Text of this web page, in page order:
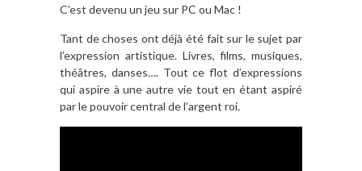
C’est devenu un jeu sur PC ou Mac !
Tant de choses ont déjà été fait sur le sujet par
l’expression artistique. Livres, films, musiques,
théâtres, danses…. Tout ce flot d’expressions
qui aspire à une autre vie tout en étant aspiré
par le pouvoir central de l’argent roi.